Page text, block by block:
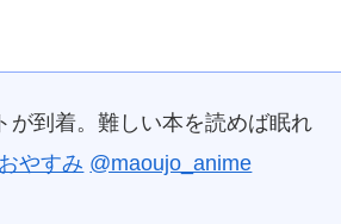
が到着。難しい本を読めば眠れ
やすみ @maoujo_anime